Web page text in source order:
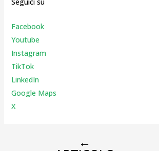
Facebook
Youtube
Instagram
TikTok
LinkedIn
Google Maps
X
←